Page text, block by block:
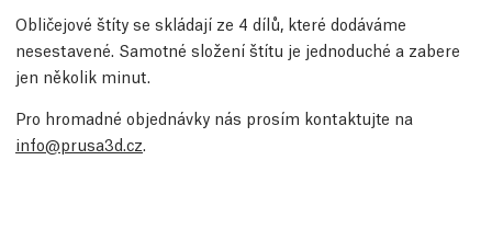
Obličejové štíty se skládají ze 4 dílů, které dodáváme
nesestavené. Samotné složení štítu je jednoduché a zabere
jen několik minut.
Pro hromadné objednávky nás prosím kontaktujte na
info@prusa3d.cz.